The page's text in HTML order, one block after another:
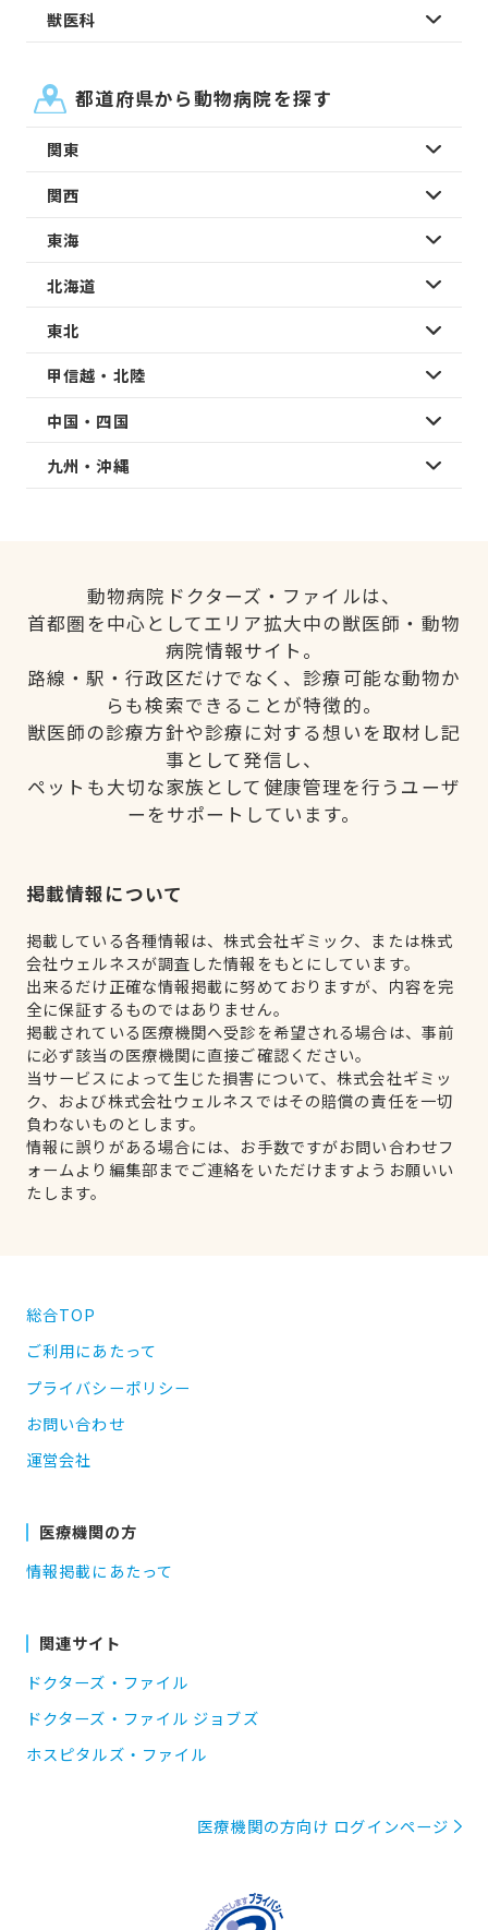
獣医科
都道府県から動物病院を探す
関東
関西
東海
北海道
東北
甲信越・北陸
中国・四国
九州・沖縄
動物病院ドクターズ・ファイルは、
首都圏を中心としてエリア拡大中の獣医師・動物
病院情報サイト。
路線・駅・行政区だけでなく、診療可能な動物か
らも検索できることが特徴的。
獣医師の診療方針や診療に対する想いを取材し記
事として発信し、
ペットも大切な家族として健康管理を行うユーザ
ーをサポートしています。
掲載情報について
掲載している各種情報は、株式会社ギミック、または株式
会社ウェルネスが調査した情報をもとにしています。
出来るだけ正確な情報掲載に努めておりますが、内容を完
全に保証するものではありません。
掲載されている医療機関へ受診を希望される場合は、事前
に必ず該当の医療機関に直接ご確認ください。
当サービスによって生じた損害について、株式会社ギミッ
ク、および株式会社ウェルネスではその賠償の責任を一切
負わないものとします。
情報に誤りがある場合には、お手数ですがお問い合わせフ
ォームより編集部までご連絡をいただけますようお願いい
たします。
総合TOP
ご利用にあたって
プライバシーポリシー
お問い合わせ
運営会社
医療機関の方
情報掲載にあたって
関連サイト
ドクターズ・ファイル
ドクターズ・ファイル ジョブズ
ホスピタルズ・ファイル
医療機関の方向け ログインページ